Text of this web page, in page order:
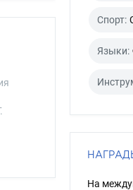
Спорт:
Языки:
На